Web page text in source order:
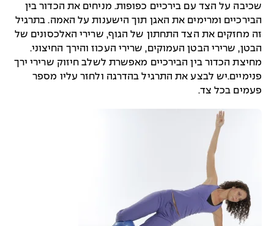
שכיבה על הצד עם בירכיים כפופות. מניחים את הכדור בין
הבירכיים ומרימים את האגן תוך הישענות על האמה. בתרגיל
זה מחזקים את הצד התחתון של הגוף, שרירי האלכסונים של
הבטן, שרירי הבטן העמוקים, שרירי העכוז והירך החיצוני.
מחיצת הכדור בין הבירכיים מאפשרת לשלב חיזוק שרירי ירך
פנימיים.יש לבצע את התרגיל בהדרגה ולחזר עליו מספר
פעמים בכל צד.